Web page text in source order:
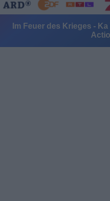
Im Feuer des Krieges -